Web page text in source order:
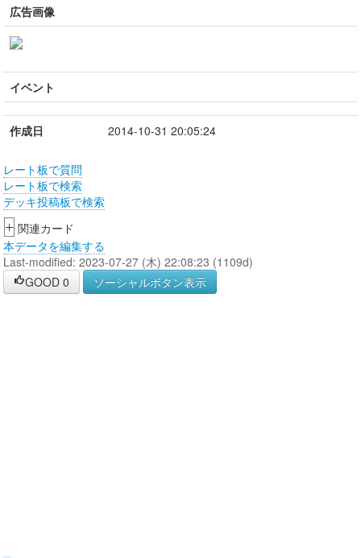
広告画像
イベント
作成日 2014-10-31 20:05:24
レート板で質問
レート板で検索
デッキ投稿板で検索
+ 関連カード
本データを編集する
Last-modified: 2023-07-27 (木) 22:08:23 (1109d)
GOOD 0 ソーシャルボタン表示